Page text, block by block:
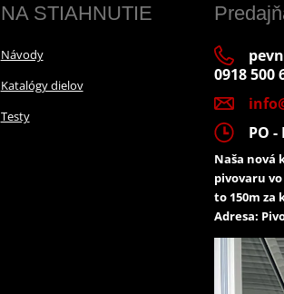
NA STIAHNUTIE
Návody
Katalógy dielov
Testy
0918 500
PO -
Naša nová
pivovaru
to 150m za
Adresa: